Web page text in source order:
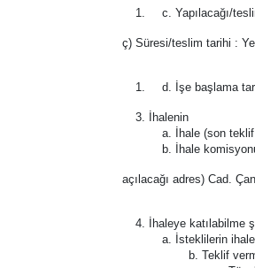
Yapılacağı/
ç) Süresi/teslim tarihi :
İşe başlama
İhalenin
İhale (son
İhale
açılacağı adres) Cad.
İhaleye katılabilme
İsteklilerin
Teklif